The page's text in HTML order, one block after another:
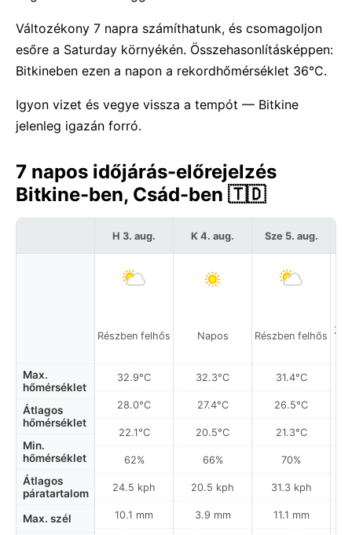
Változékony 7 napra számíthatunk, és csomagoljon
esőre a Saturday környékén. Összehasonlításképpen:
Bitkineben ezen a napon a rekordhőmérséklet 36°C.
Igyon vizet és vegye vissza a tempót — Bitkine
jelenleg igazán forró.
7 napos időjárás-előrejelzés
Bitkine-ben, Csád-ben 🇹🇩
Max.
hőmérséklet
Átlagos
hőmérséklet
Min.
hőmérséklet
Átlagos
páratartalom
Max. szél
H 3. aug.
Részben felhős
32.9°C
28.0°C
22.1°C
62%
24.5 kph
10.1 mm
K 4. aug.
Napos
32.3°C
27.4°C
20.5°C
66%
20.5 kph
3.9 mm
Sze 5. aug.
Részben felhős
31.4°C
26.5°C
21.3°C
70%
31.3 kph
11.1 mm